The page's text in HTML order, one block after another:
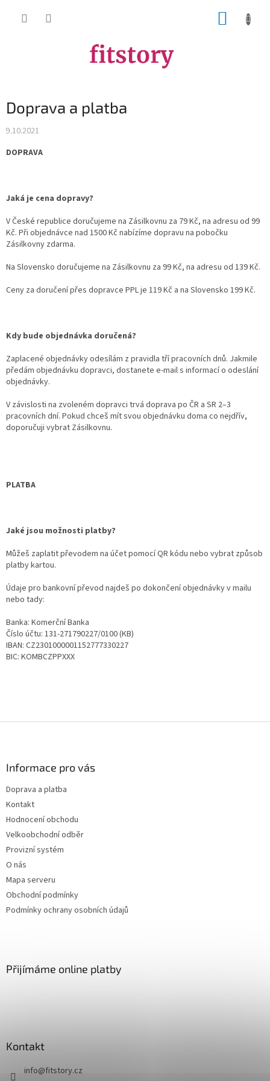
Doprava a platba
9.10.2021
DOPRAVA
Jaká je cena dopravy?
V České republice doručujeme na Zásilkovnu za 79 Kč, na adresu od 99
Kč. Při objednávce nad 1500 Kč nabízíme dopravu na pobočku
Zásilkovny zdarma.
Na Slovensko doručujeme na Zásilkovnu za 99 Kč, na adresu od 139 Kč.
Ceny za doručení přes dopravce PPL je 119 Kč a na Slovensko 199 Kč.
Kdy bude objednávka doručená?
Zaplacené objednávky odesílám z pravidla tří pracovních dnů. Jakmile
předám objednávku dopravci, dostanete e-mail s informací o odeslání
objednávky.
V závislosti na zvoleném dopravci trvá doprava po ČR a SR 2–3
pracovních dní. Pokud chceš mít svou objednávku doma co nejdřív,
doporučuji vybrat Zásilkovnu.
PLATBA
Jaké jsou možnosti platby?
Můžeš zaplatit převodem na účet pomocí QR kódu nebo vybrat způsob
platby kartou.
Údaje pro bankovní převod najdeš po dokončení objednávky v mailu
nebo tady:
Banka: Komerční Banka
Číslo účtu: 131-271790227/0100 (KB)
IBAN: CZ2301000001152777330227
BIC: KOMBCZPPXXX
Informace pro vás
Doprava a platba
Kontakt
Hodnocení obchodu
Velkoobchodní odběr
Provizní systém
O nás
Mapa serveru
Obchodní podmínky
Podmínky ochrany osobních údajů
Přijímáme online platby
Kontakt
info@fitstory.cz